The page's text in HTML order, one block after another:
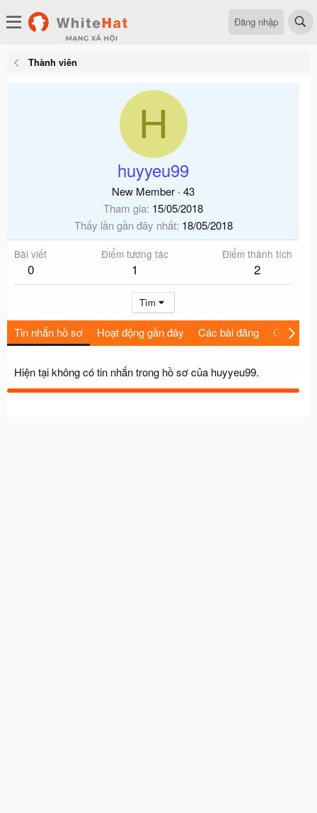
Đăng nhập
Thành viên
H
huyyeu99
New Member · 43
Tham gia 15/05/2018
Thấy lần gần đây nhất 18/05/2018
Bài viết
0
Điểm tương tác
1
Điểm thành tích
2
Tìm
Tin nhắn hồ sơ Hoạt động gần đây Các bài đăng Giới thiệu
Hiện tại không có tin nhắn trong hồ sơ của huyyeu99.